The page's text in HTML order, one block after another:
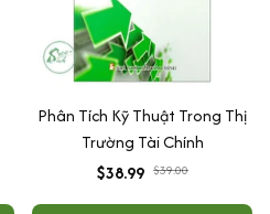
Phân Tích Kỹ Thuật Trong Thị
Trường Tài Chính
$38.99 $39.00